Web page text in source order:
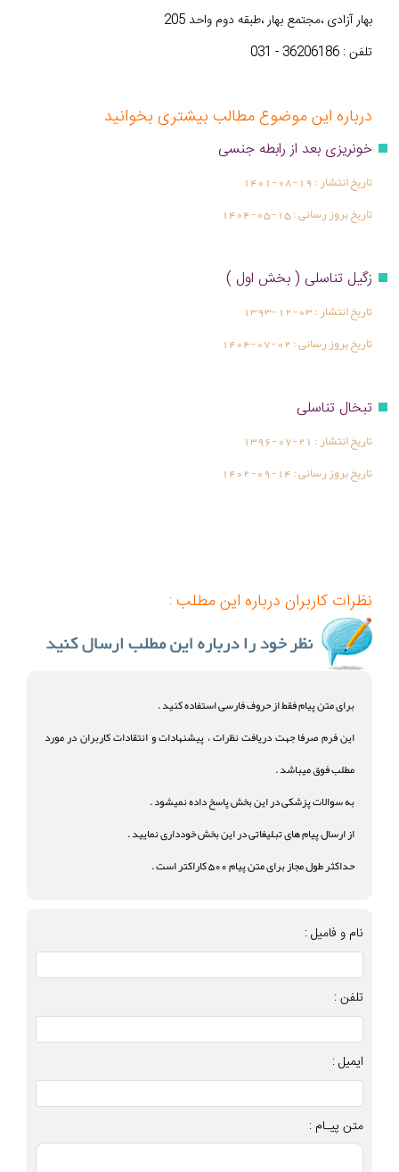
بهار آزادی ،مجتمع بهار ،طبقه دوم واحد 205
تلفن : 36206186 - 031
درباره این موضوع مطالب بیشتری بخوانید
خونریزی بعد از رابطه جنسی
تاریخ انتشار :1401-08-19
تاریخ بروز رسانی :1404-05-15
زگیل تناسلی ( بخش اول )
تاریخ انتشار :1393-12-03
تاریخ بروز رسانی :1404-07-02
تبخال تناسلی
تاریخ انتشار : 1396-07-21
تاریخ بروز رسانی :1402-09-14
نظرات کاربران درباره این مطلب :
برای متن پیام فقط از حروف فارسی استفاده کنید .
این فرم صرفا جهت دریافت نظرات ، پیشنهادات و انتقادات کاربران در مورد
مطلب فوق میباشد .
به سوالات پزشکی در این بخش پاسخ داده نمیشود .
از ارسال پیام های تبلیغاتی در این بخش خودداری نمایید .
حداکثر طول مجاز برای متن پیام 500 کاراکتر است .
نام و فامیل :
تلفن :
ایمیل :
متن پیـام :